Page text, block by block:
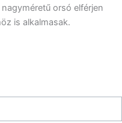
orsó elférjen
is alkalmasak.